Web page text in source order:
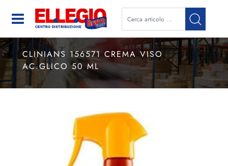
Open
CLINIANS 156571 CREMA VISO
AC.GLICO 50 ML